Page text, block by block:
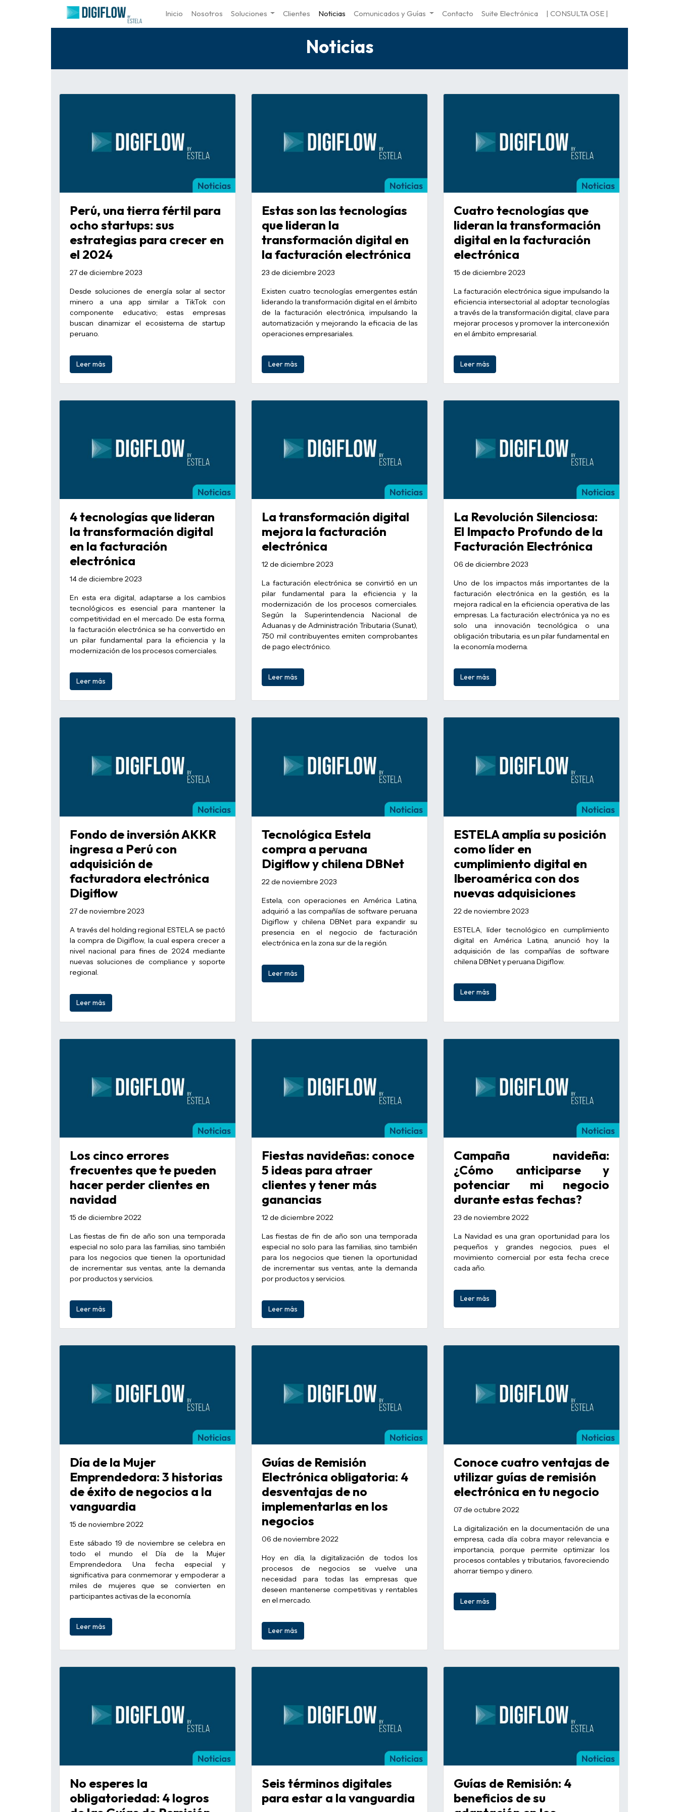
Inicio Nosotros Soluciones Clientes Noticias Comunicados y Guías Contacto Suite Electrónica | CONSULTA OSE |
Noticias
Perú, una tierra fértil para
ocho startups: sus
estrategias para crecer en
el 2024
27 de diciembre 2023
Desde soluciones de energía solar al sector
minero a una app similar a TikTok con
componente educativo; estas empresas
buscan dinamizar el ecosistema de startup
peruano.
Leer más
Estas son las tecnologías
que lideran la
transformación digital en
la facturación electrónica
23 de diciembre 2023
Existen cuatro tecnologías emergentes están
liderando la transformación digital en el ámbito
de la facturación electrónica, impulsando la
automatización y mejorando la eficacia de las
operaciones empresariales.
Leer más
Cuatro tecnologías que
lideran la transformación
digital en la facturación
electrónica
15 de diciembre 2023
La facturación electrónica sigue impulsando la
eficiencia intersectorial al adoptar tecnologías
a través de la transformación digital, clave para
mejorar procesos y promover la interconexión
en el ámbito empresarial.
Leer más
4 tecnologías que lideran
la transformación digital
en la facturación
electrónica
14 de diciembre 2023
En esta era digital, adaptarse a los cambios
tecnológicos es esencial para mantener la
competitividad en el mercado. De esta forma,
la facturación electrónica se ha convertido en
un pilar fundamental para la eficiencia y la
modernización de los procesos comerciales.
Leer más
La transformación digital
mejora la facturación
electrónica
12 de diciembre 2023
La facturación electrónica se convirtió en un
pilar fundamental para la eficiencia y la
modernización de los procesos comerciales.
Según la Superintendencia Nacional de
Aduanas y de Administración Tributaria (Sunat),
750 mil contribuyentes emiten comprobantes
de pago electrónico.
Leer más
La Revolución Silenciosa:
El Impacto Profundo de la
Facturación Electrónica
06 de diciembre 2023
Uno de los impactos más importantes de la
facturación electrónica en la gestión, es la
mejora radical en la eficiencia operativa de las
empresas. La facturación electrónica ya no es
solo una innovación tecnológica o una
obligación tributaria, es un pilar fundamental en
la economía moderna.
Leer más
Fondo de inversión AKKR
ingresa a Perú con
adquisición de
facturadora electrónica
Digiflow
27 de noviembre 2023
A través del holding regional ESTELA se pactó
la compra de Digiflow, la cual espera crecer a
nivel nacional para fines de 2024 mediante
nuevas soluciones de compliance y soporte
regional.
Leer más
Tecnológica Estela
compra a peruana
Digiflow y chilena DBNet
22 de noviembre 2023
Estela, con operaciones en América Latina,
adquirió a las compañías de software peruana
Digiflow y chilena DBNet para expandir su
presencia en el negocio de facturación
electrónica en la zona sur de la región.
Leer más
ESTELA amplía su posición
como líder en
cumplimiento digital en
Iberoamérica con dos
nuevas adquisiciones
22 de noviembre 2023
ESTELA, líder tecnológico en cumplimiento
digital en América Latina, anunció hoy la
adquisición de las compañías de software
chilena DBNet y peruana Digiflow.
Leer más
Los cinco errores
frecuentes que te pueden
hacer perder clientes en
navidad
15 de diciembre 2022
Las fiestas de fin de año son una temporada
especial no solo para las familias, sino también
para los negocios que tienen la oportunidad
de incrementar sus ventas, ante la demanda
por productos y servicios.
Leer más
Fiestas navideñas: conoce
5 ideas para atraer
clientes y tener más
ganancias
12 de diciembre 2022
Las fiestas de fin de año son una temporada
especial no solo para las familias, sino también
para los negocios que tienen la oportunidad
de incrementar sus ventas, ante la demanda
por productos y servicios.
Leer más
Campaña navideña:
¿Cómo anticiparse y
potenciar mi negocio
durante estas fechas?
23 de noviembre 2022
La Navidad es una gran oportunidad para los
pequeños y grandes negocios, pues el
movimiento comercial por esta fecha crece
cada año.
Leer más
Día de la Mujer
Emprendedora: 3 historias
de éxito de negocios a la
vanguardia
15 de noviembre 2022
Este sábado 19 de noviembre se celebra en
todo el mundo el Día de la Mujer
Emprendedora. Una fecha especial y
significativa para conmemorar y empoderar a
miles de mujeres que se convierten en
participantes activas de la economía.
Leer más
Guías de Remisión
Electrónica obligatoria: 4
desventajas de no
implementarlas en los
negocios
06 de noviembre 2022
Hoy en día, la digitalización de todos los
procesos de negocios se vuelve una
necesidad para todas las empresas que
deseen mantenerse competitivas y rentables
en el mercado.
Leer más
Conoce cuatro ventajas de
utilizar guías de remisión
electrónica en tu negocio
07 de octubre 2022
La digitalización en la documentación de una
empresa, cada día cobra mayor relevancia e
importancia, porque permite optimizar los
procesos contables y tributarios, favoreciendo
ahorrar tiempo y dinero.
Leer más
No esperes la
obligatoriedad: 4 logros
Seis términos digitales
para estar a la vanguardia
Guías de Remisión: 4
beneficios de su